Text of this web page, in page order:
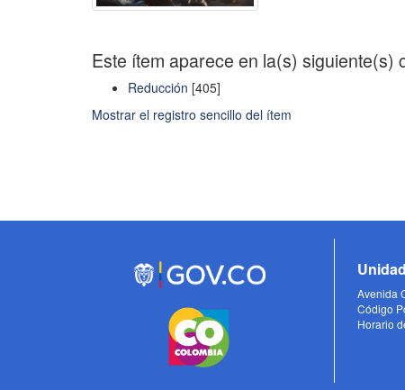
Este ítem aparece en la(s) siguiente(s)
Reducción [405]
Mostrar el registro sencillo del ítem
Avenida
Código
Horario